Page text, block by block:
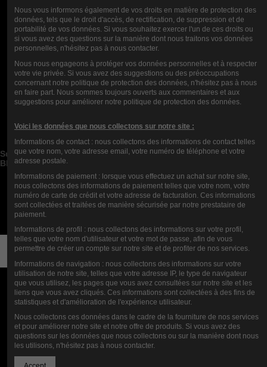
FROSTY MINT E-LIQUID - LIVE 1L
69,00 €
E-LIQUID FRISCHE MINZE 1L
Blog Posts Neuerungen  
Suche im Blog  
Blog Archiv  
Blog Top Autoren
Newsletter
Nous vous informons également de vos droits en matière de protection des
données, tels que le droit d'accès, de rectification, de suppression et de
portabilité de vos données. Si vous souhaitez exercer l'un de ces droits ou
si vous avez des questions sur la manière dont nous traitons vos données
personnelles, n'hésitez pas à nous contacter.
Nous nous engageons à protéger vos données personnelles et à respecter
votre vie privée. Si vous avez des suggestions ou des préoccupations
concernant notre politique de protection des données, n'hésitez pas à nous
en faire part. Nous sommes toujours ouverts aux commentaires et aux
suggestions pour améliorer notre politique de protection des données.
Voici les données que nous collectons sur notre site :
Informations de contact : nous collectons des informations de contact telles
que votre nom, votre adresse email, votre numéro de téléphone et votre
adresse postale.
Informations de paiement : lorsque vous effectuez un achat sur notre site,
nous collectons des informations de paiement telles que votre nom, votre
numéro de carte de crédit et votre adresse de facturation. Ces informations
sont collectées et traitées de manière sécurisée par notre prestataire de
paiement.
Informations de profil : nous collectons des informations sur votre profil,
telles que votre nom d'utilisateur et votre mot de passe, afin de vous
permettre de créer un compte sur notre site et de profiter de nos services.
Informations de navigation : nous collectons des informations sur votre
utilisation de notre site, telles que votre adresse IP, le type de navigateur
que vous utilisez, les pages que vous avez consultées sur notre site et les
liens que vous avez cliqués. Ces informations sont collectées à des fins de
statistiques et d'amélioration de l'expérience utilisateur.
Nous collectons ces données dans le cadre de la fourniture de nos services
et pour améliorer notre site et notre offre de produits. Si vous avez des
questions sur les données que nous collectons ou sur la manière dont nous
les utilisons, n'hésitez pas à nous contacter.